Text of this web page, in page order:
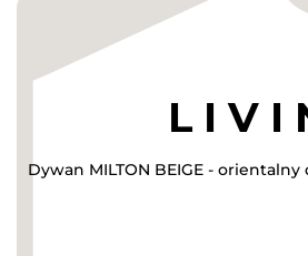
Dywan MILTON BEIGE -